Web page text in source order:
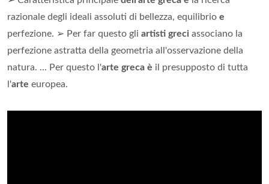
razionale degli ideali assoluti di bellezza, equilibrio e
perfezione. ➢ Per far questo gli artisti greci associano la
perfezione astratta della geometria all'osservazione della
natura. ... Per questo l'arte greca è il presupposto di tutta
l'arte europea.